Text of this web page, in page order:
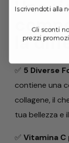
Una
la
✅ 5 Diverse
contiene una
collagene, il
tua bellezza e
✅ Vitamina C
Iscrivendoti alla
Gli sconti
prezzi